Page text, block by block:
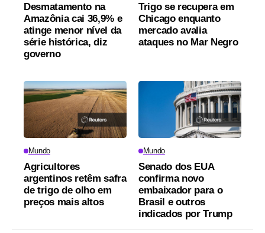
Desmatamento na
Amazônia cai 36,9% e
atinge menor nível da
série histórica, diz
governo
Trigo se recupera em
Chicago enquanto
mercado avalia
ataques no Mar Negro
Mundo
Agricultores
argentinos retêm safra
de trigo de olho em
preços mais altos
Mundo
Senado dos EUA
confirma novo
embaixador para o
Brasil e outros
indicados por Trump